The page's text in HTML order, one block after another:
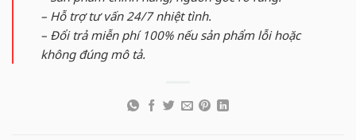
– Hỗ trợ tư vấn 24/7 nhiệt tình.
– Đổi trả miễn phí 100% nếu sản phẩm lỗi hoặc
không đúng mô tả.